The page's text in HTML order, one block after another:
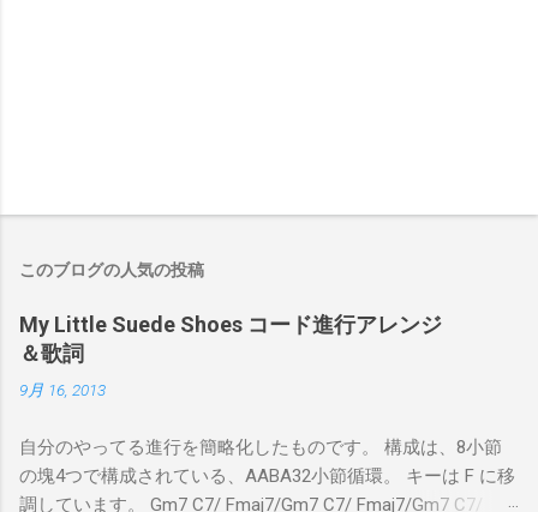
このブログの人気の投稿
My Little Suede Shoes コード進行アレンジ
＆歌詞
9月 16, 2013
自分のやってる進行を簡略化したものです。 構成は、8小節
の塊4つで構成されている、AABA32小節循環。 キーは F に移
調しています。 Gm7 C7/ Fmaj7/Gm7 C7/ Fmaj7/Gm7 C7/